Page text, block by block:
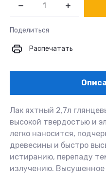
Поделиться
Распечатать
Лак яхтный 2,7л
высокой твердостью и
легко наносится,
древесины и быстро
истиранию, перепаду
излучению. Высушенное